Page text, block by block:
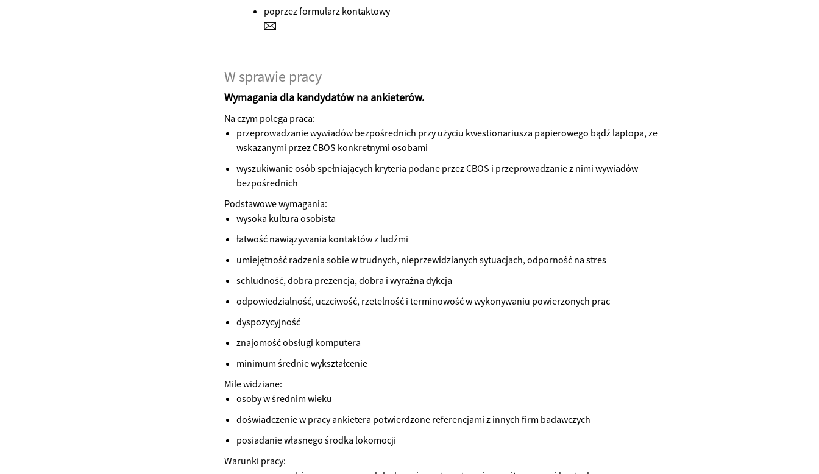
poprzez formularz kontaktowy
W sprawie pracy
Wymagania dla kandydatów na ankieterów.
Na czym polega praca:
przeprowadzanie wywiadów bezpośrednich przy użyciu kwestionariusza papierowego bądź laptopa, ze
wskazanymi przez CBOS konkretnymi osobami
wyszukiwanie osób spełniających kryteria podane przez CBOS i przeprowadzanie z nimi wywiadów
bezpośrednich
Podstawowe wymagania:
wysoka kultura osobista
łatwość nawiązywania kontaktów z ludźmi
umiejętność radzenia sobie w trudnych, nieprzewidzianych sytuacjach, odporność na stres
schludność, dobra prezencja, dobra i wyraźna dykcja
odpowiedzialność, uczciwość, rzetelność i terminowość w wykonywaniu powierzonych prac
dyspozycyjność
znajomość obsługi komputera
minimum średnie wykształcenie
Mile widziane:
osoby w średnim wieku
doświadczenie w pracy ankietera potwierdzone referencjami z innych firm badawczych
posiadanie własnego środka lokomocji
Warunki pracy: